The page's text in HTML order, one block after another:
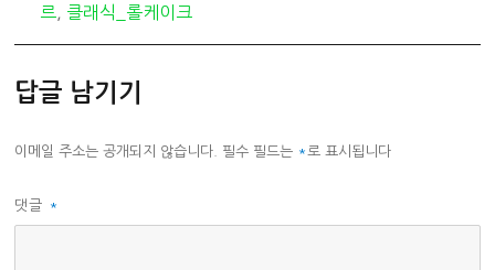
테
그
르
클래식_롤케이크
답글 남기기
이메일 주소는 공개되지 않습니다. 필수 필드는 *로 표시됩니다
댓글 *